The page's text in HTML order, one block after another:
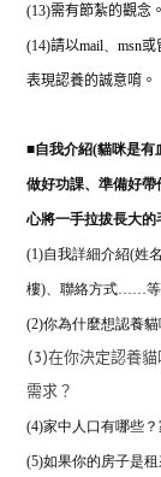
(13)需有節紮的觀念。
(14)請以mail、 msn或
表現認養的誠意唷。
■自我介紹(貓咪是有
做好功課、準備好
心將一手拉拔長大的
(1)自我詳細介紹(姓
樓)、聯絡方式……等
(2)你為什麼想認養
(3)在你決定認養
需求？
(4)家中人口有哪些
(5)如果你的房子是